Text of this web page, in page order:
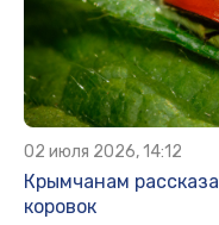
02 июля 2026, 14:12
Крымчанам
коровок